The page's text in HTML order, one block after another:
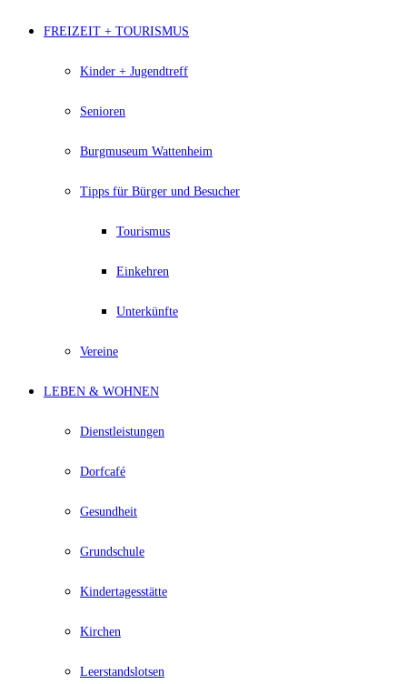
FREIZEIT + TOURISMUS
Kinder + Jugendtreff
Senioren
Burgmuseum Wattenheim
Tipps für Bürger und Besucher
Tourismus
Einkehren
Unterkünfte
Vereine
LEBEN & WOHNEN
Dienstleistungen
Dorfcafé
Gesundheit
Grundschule
Kindertagesstätte
Kirchen
Leerstandslotsen